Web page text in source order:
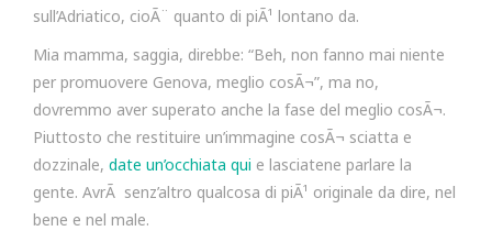
sull’Adriatico, cioÃ¨ quanto di piÃ¹ lontano da.
Mia mamma, saggia, direbbe: “Beh, non fanno mai niente
per promuovere Genova, meglio cosÃ¬”, ma no,
dovremmo aver superato anche la fase del meglio cosÃ¬.
Piuttosto che restituire un’immagine cosÃ¬ sciatta e
dozzinale, date un’occhiata qui e lasciatene parlare la
gente. AvrÃ senz’altro qualcosa di piÃ¹ originale da dire, nel
bene e nel male.